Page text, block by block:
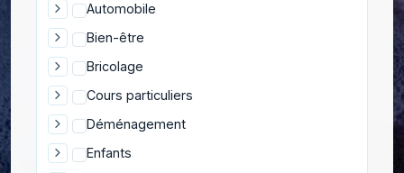
Automobile
Bien-être
Bricolage
Cours particuliers
Déménagement
Enfants